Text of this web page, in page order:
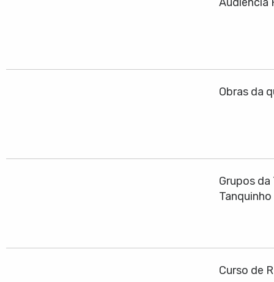
Obras da
Grupos
Tanquinho
Curso de